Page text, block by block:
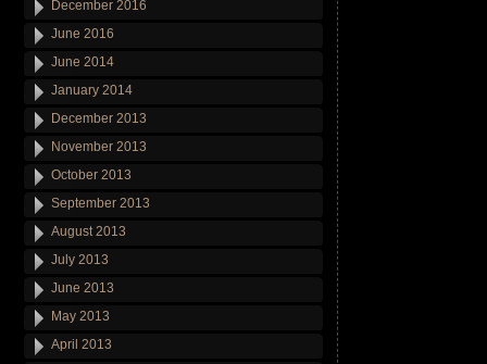
December 2016
June 2016
June 2014
January 2014
December 2013
November 2013
October 2013
September 2013
August 2013
July 2013
June 2013
May 2013
April 2013